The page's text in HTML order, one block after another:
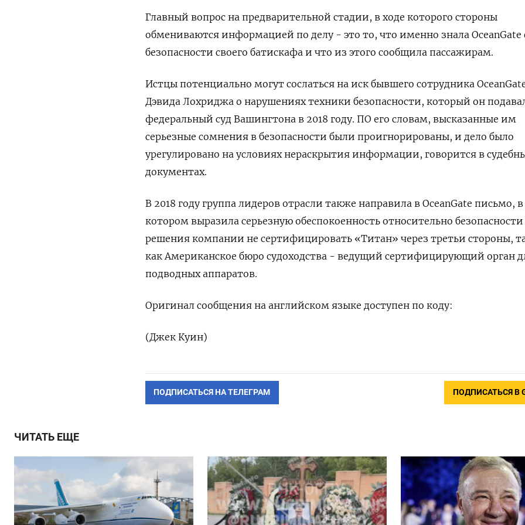
Главный вопрос на предварительной стадии, в ходе которого стороны
обмениваются информацией по делу - это то, что именно знала OceanGate
безопасности своего батискафа и что из этого сообщила пассажирам.
Истцы потенциально могут сослаться на иск бывшего сотрудника
Дэвида Лохриджа о нарушениях техники безопасности, который он
федеральный суд Вашингтона в 2018 году. ПО его словам, высказанные им
серьезные сомнения в безопасности были проигнорированы, и дело было
урегулировано на условиях нераскрытия информации, говорится в
документах.
В 2018 году группа лидеров отрасли также направила в OceanGate письмо, в
котором выразила серьезную обеспокоенность относительно безопасности
решения компании не сертифицировать «Титан» через третьи стороны,
как Американское бюро судоходства - ведущий сертифицирующий орган
подводных аппаратов.
Оригинал сообщения на английском языке доступен по коду:
(Джек Куин)
ПОДПИСАТЬСЯ НА ТЕЛЕГРАМ ПОДПИСАТЬСЯ В
ЧИТАТЬ ЕЩЕ